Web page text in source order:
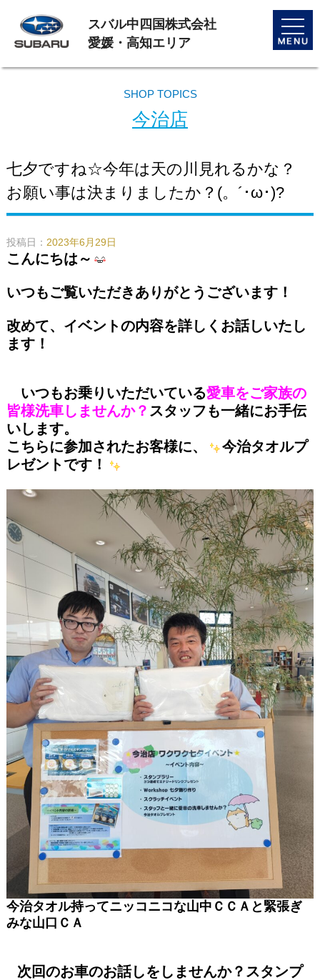
toggle
スバル中四国株式会社
愛媛・高知エリア
SHOP TOPICS
今治店
七夕ですね☆今年は天の川見れるかな？
お願い事は決まりましたか？(。´･ω･)?
投稿日： 2023年6月29日
こんにちは～
いつもご覧いただきありがとうございます！
改めて、イベントの内容を詳しくお話しいたし
ます！
いつもお乗りいただいている愛車をご家族の
皆様洗車しませんか？ スタッフも一緒にお手伝
いします。
こちらに参加されたお客様に、
今治タオルプ
レゼントです！
今治タオル持ってニッコニコな山中ＣＣＡと緊張ぎ
みな山口ＣＡ
次回のお車のお話しをしませんか？スタンプ